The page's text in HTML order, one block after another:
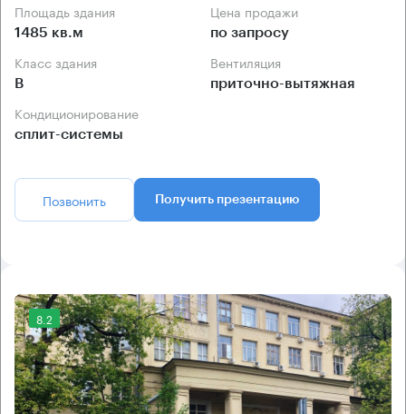
Площадь здания
1485 кв.м
Цена продажи
по запросу
Класс здания
B
Вентиляция
приточно-вытяжная
Кондиционирование
сплит-системы
Позвонить Получить презентацию
8.2